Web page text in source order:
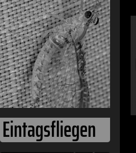
Eintagsfliegen